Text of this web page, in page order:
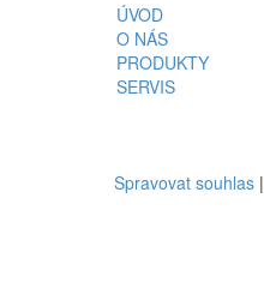
ÚVOD
O NÁS
PRODUKTY
SERVIS
Spravovat souhlas|